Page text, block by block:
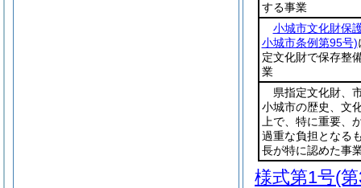
する事業
小城市文化財保
小城市条例第95号)
定文化財で保存整
業
県指定文化財、
小城市の歴史、文
上で、特に重要、
過重な負担となる
長が特に認めた事
様式第1号(